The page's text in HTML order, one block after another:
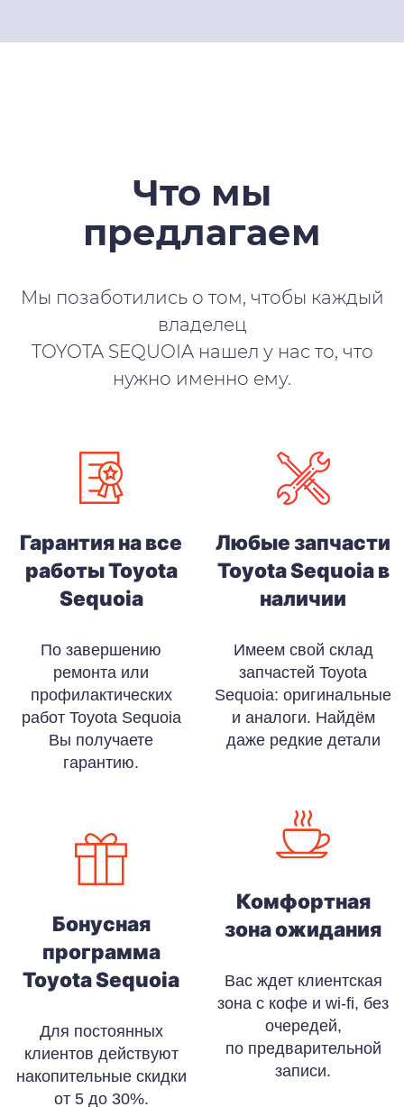
Что мы
предлагаем
Мы позаботились о том, чтобы каждый
владелец
TOYOTA SEQUOIA нашел у нас то, что
нужно именно ему.
Гарантия на все
работы Toyota
Sequoia
По завершению
ремонта или
профилактических
работ Toyota Sequoia
Вы получаете
гарантию.
Бонусная
программа
Toyota Sequoia
Для постоянных
клиентов действуют
накопительные скидки
от 5 до 30%.
Любые запчасти
Toyota Sequoia в
наличии
Имеем свой склад
запчастей Toyota
Sequoia: оригинальные
и аналоги. Найдём
даже редкие детали
Комфортная
зона ожидания
Вас ждет клиентская
зона с кофе и wi-fi, без
очередей,
по предварительной
записи.